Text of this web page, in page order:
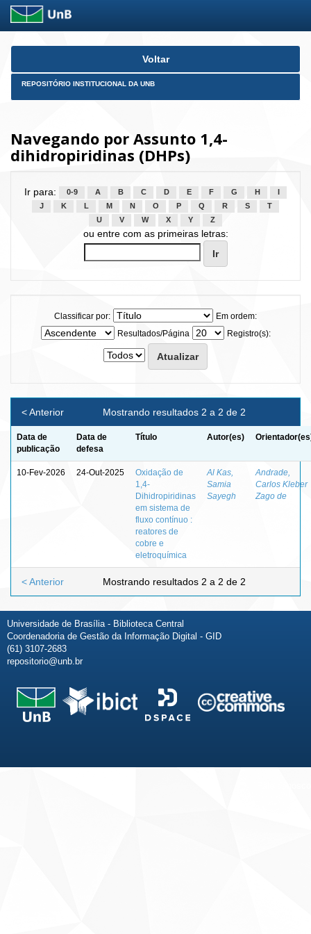
Skip
Voltar
REPOSITÓRIO INSTITUCIONAL DA UNB
Navegando por Assunto 1,4-
dihidropiridinas (DHPs)
Ir para: 0-9 A B C D E F G H
J
K L M N O P Q R S
T
U
V W X Y Z
ou entre com as primeiras letras:
Classificar por:
Em ordem:
Resultados/Página
Registro(s):
Mostrando resultados 2 a 2 de 2
< Anterior
Data de
publicação
Data de
defesa
Título Autor(es)
10-Fev-2026 24-Out-2025
Oxidação de
1,4-
Dihidropiridinas
em sistema de
fluxo contínuo :
reatores de
cobre e
eletroquímica
Al Kas,
Samia
Sayegh
Andrade,
Carlos Kleber
Zago de
Mostrando resultados 2 a 2 de 2
< Anterior
Universidade de Brasília - Biblioteca Central
Coordenadoria de Gestão da Informação Digital - GID
(61) 3107-2683
repositorio@unb.br